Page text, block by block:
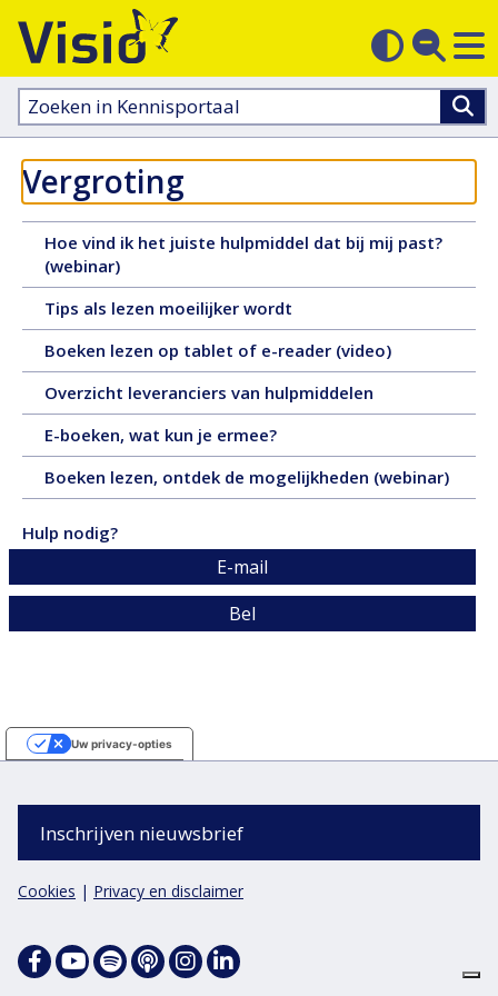
Contrast
Zoeken
in
Vergroting
Hoe vind ik het juiste hulpmiddel dat bij mij past?
(webinar)27
juli
2026,
video,
26
minuten
en
43
seconden
Tips als lezen moeilijker wordt
juli
2026,
tekst,
6
Boeken lezen op tablet of e-reader (video)25
december
video,
minuten
en
Overzicht leveranciers van hulpmiddelen
oktober
tekst,
5
E-boeken, wat kun je ermee?28
november
2022,
tekst,
pagina's
Boeken lezen, ontdek de mogelijkheden (webinar)13
april
video,
uur
Hulp nodig?
E-mail
Bel
Inschrijven nieuwsbrief
Cookies | Privacy en disclaimer
Facebook SpotifyApple
Podcasts
InstagramLinkedin
Uw privacy-opties